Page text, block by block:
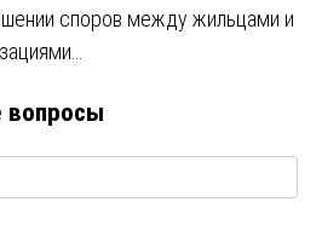
споров между жильцами и
вопросы